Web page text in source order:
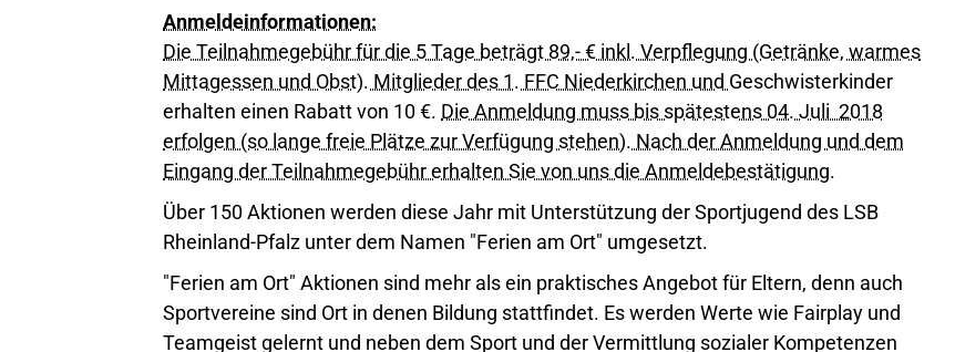
Anmeldeinformationen:
Die Teilnahmegebühr für die 5 Tage beträgt 89,- € inkl. Verpflegung (Getränke, warmes
Mittagessen und Obst). Mitglieder des 1. FFC Niederkirchen und Geschwisterkinder
erhalten einen Rabatt von 10 €. Die Anmeldung muss bis spätestens 04. Juli 2018
erfolgen (so lange freie Plätze zur Verfügung stehen). Nach der Anmeldung und dem
Eingang der Teilnahmegebühr erhalten Sie von uns die Anmeldebestätigung.
Über 150 Aktionen werden diese Jahr mit Unterstützung der Sportjugend des LSB
Rheinland-Pfalz unter dem Namen "Ferien am Ort" umgesetzt.
"Ferien am Ort" Aktionen sind mehr als ein praktisches Angebot für Eltern, denn auch
Sportvereine sind Ort in denen Bildung stattfindet. Es werden Werte wie Fairplay und
Teamgeist gelernt und neben dem Sport und der Vermittlung sozialer Kompetenzen